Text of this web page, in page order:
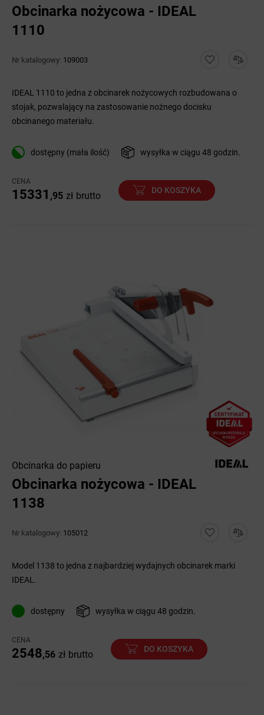
Obcinarka nożycowa - IDEAL
1110
Nr katalogowy: 109003
IDEAL 1110 to jedna z obcinarek nożycowych rozbudowana o
stojak, pozwalający na zastosowanie nożnego docisku
obcinanego materiału.
dostępny (mała ilość) wysyłka w ciągu 48 godzin.
CENA
15331 ,95 zł brutto
DO KOSZYKA
Obcinarka do papieru
Obcinarka nożycowa - IDEAL
1138
Nr katalogowy: 105012
Model 1138 to jedna z najbardziej wydajnych obcinarek marki
IDEAL.
dostępny wysyłka w ciągu 48 godzin.
CENA
2548,56 zł brutto
DO KOSZYKA